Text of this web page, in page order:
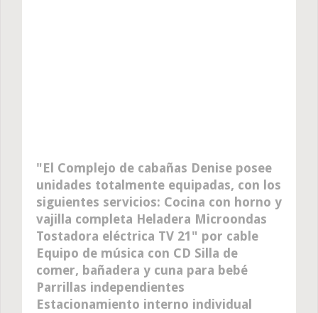
El Complejo de cabañas Denise posee
unidades totalmente equipadas, con los
siguientes servicios: Cocina con horno y
vajilla completa Heladera Microondas
Tostadora eléctrica TV 21" por cable
Equipo de música con CD Silla de
comer, bañadera y cuna para bebé
Parrillas independientes
Estacionamiento interno individual